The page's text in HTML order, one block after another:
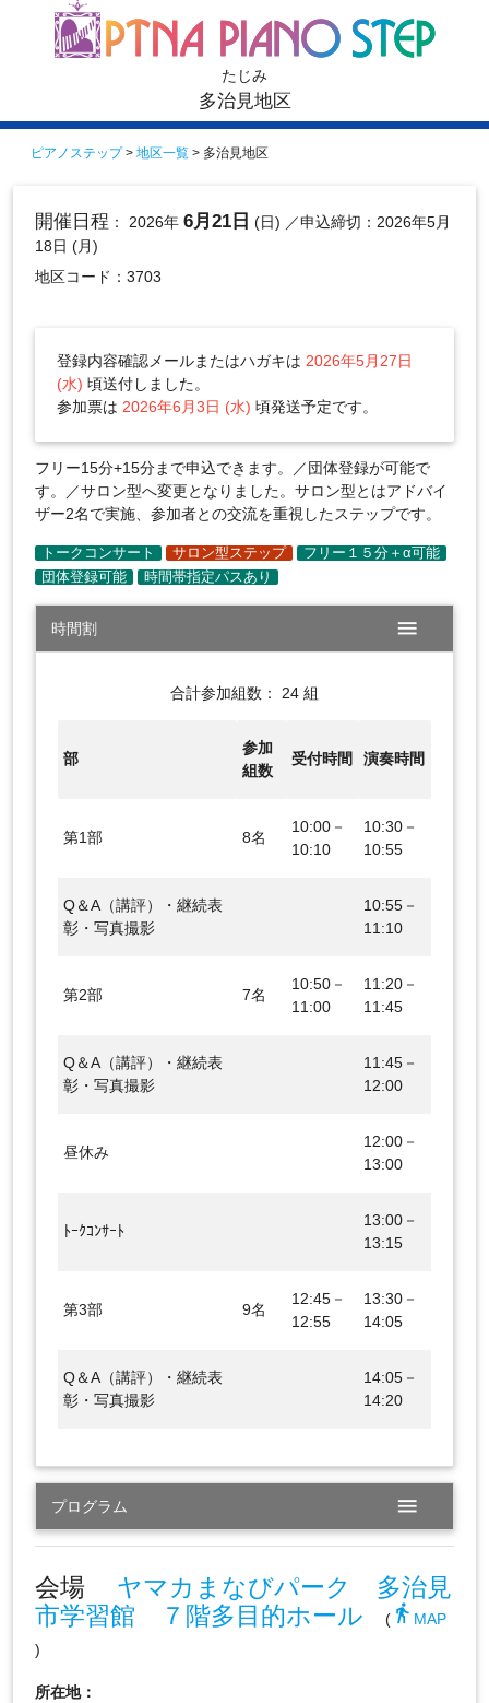
たじみ
多治見地区
ピアノステップ> 地区一覧 > 多治見地区
開催日程 ： 2026年 6月21日 (日) ／申込締切：2026年5月
18日 (月)
地区コード：3703
登録内容確認メールまたはハガキは 2026年5月27日
(水) 頃送付しました。
参加票は 2026年6月3日 (水) 頃発送予定です。
フリー15分+15分まで申込できます。／団体登録が可能で
す。／サロン型へ変更となりました。サロン型とはアドバイ
ザー2名で実施、参加者との交流を重視したステップです。
時間割 menu
合計参加組数： 24 組
部
参加
組数
受付時間 演奏時間
第1部 8名
10:00－
10:10
10:30－
10:55
Q＆A（講評）・継続表
彰・写真撮影
10:55－
11:10
第2部 7名
10:50－
11:00
11:20－
11:45
Q＆A（講評）・継続表
彰・写真撮影
11:45－
12:00
昼休み
12:00－
13:00
ﾄｰｸｺﾝｻｰﾄ
13:00－
13:15
第3部 9名
12:45－
12:55
13:30－
14:05
Q＆A（講評）・継続表
彰・写真撮影
14:05－
14:20
プログラム menu
会場 ヤマカまなびパーク 多治見
市学習館 ７階多目的ホール
(directions_walk MAP
)
所在地：